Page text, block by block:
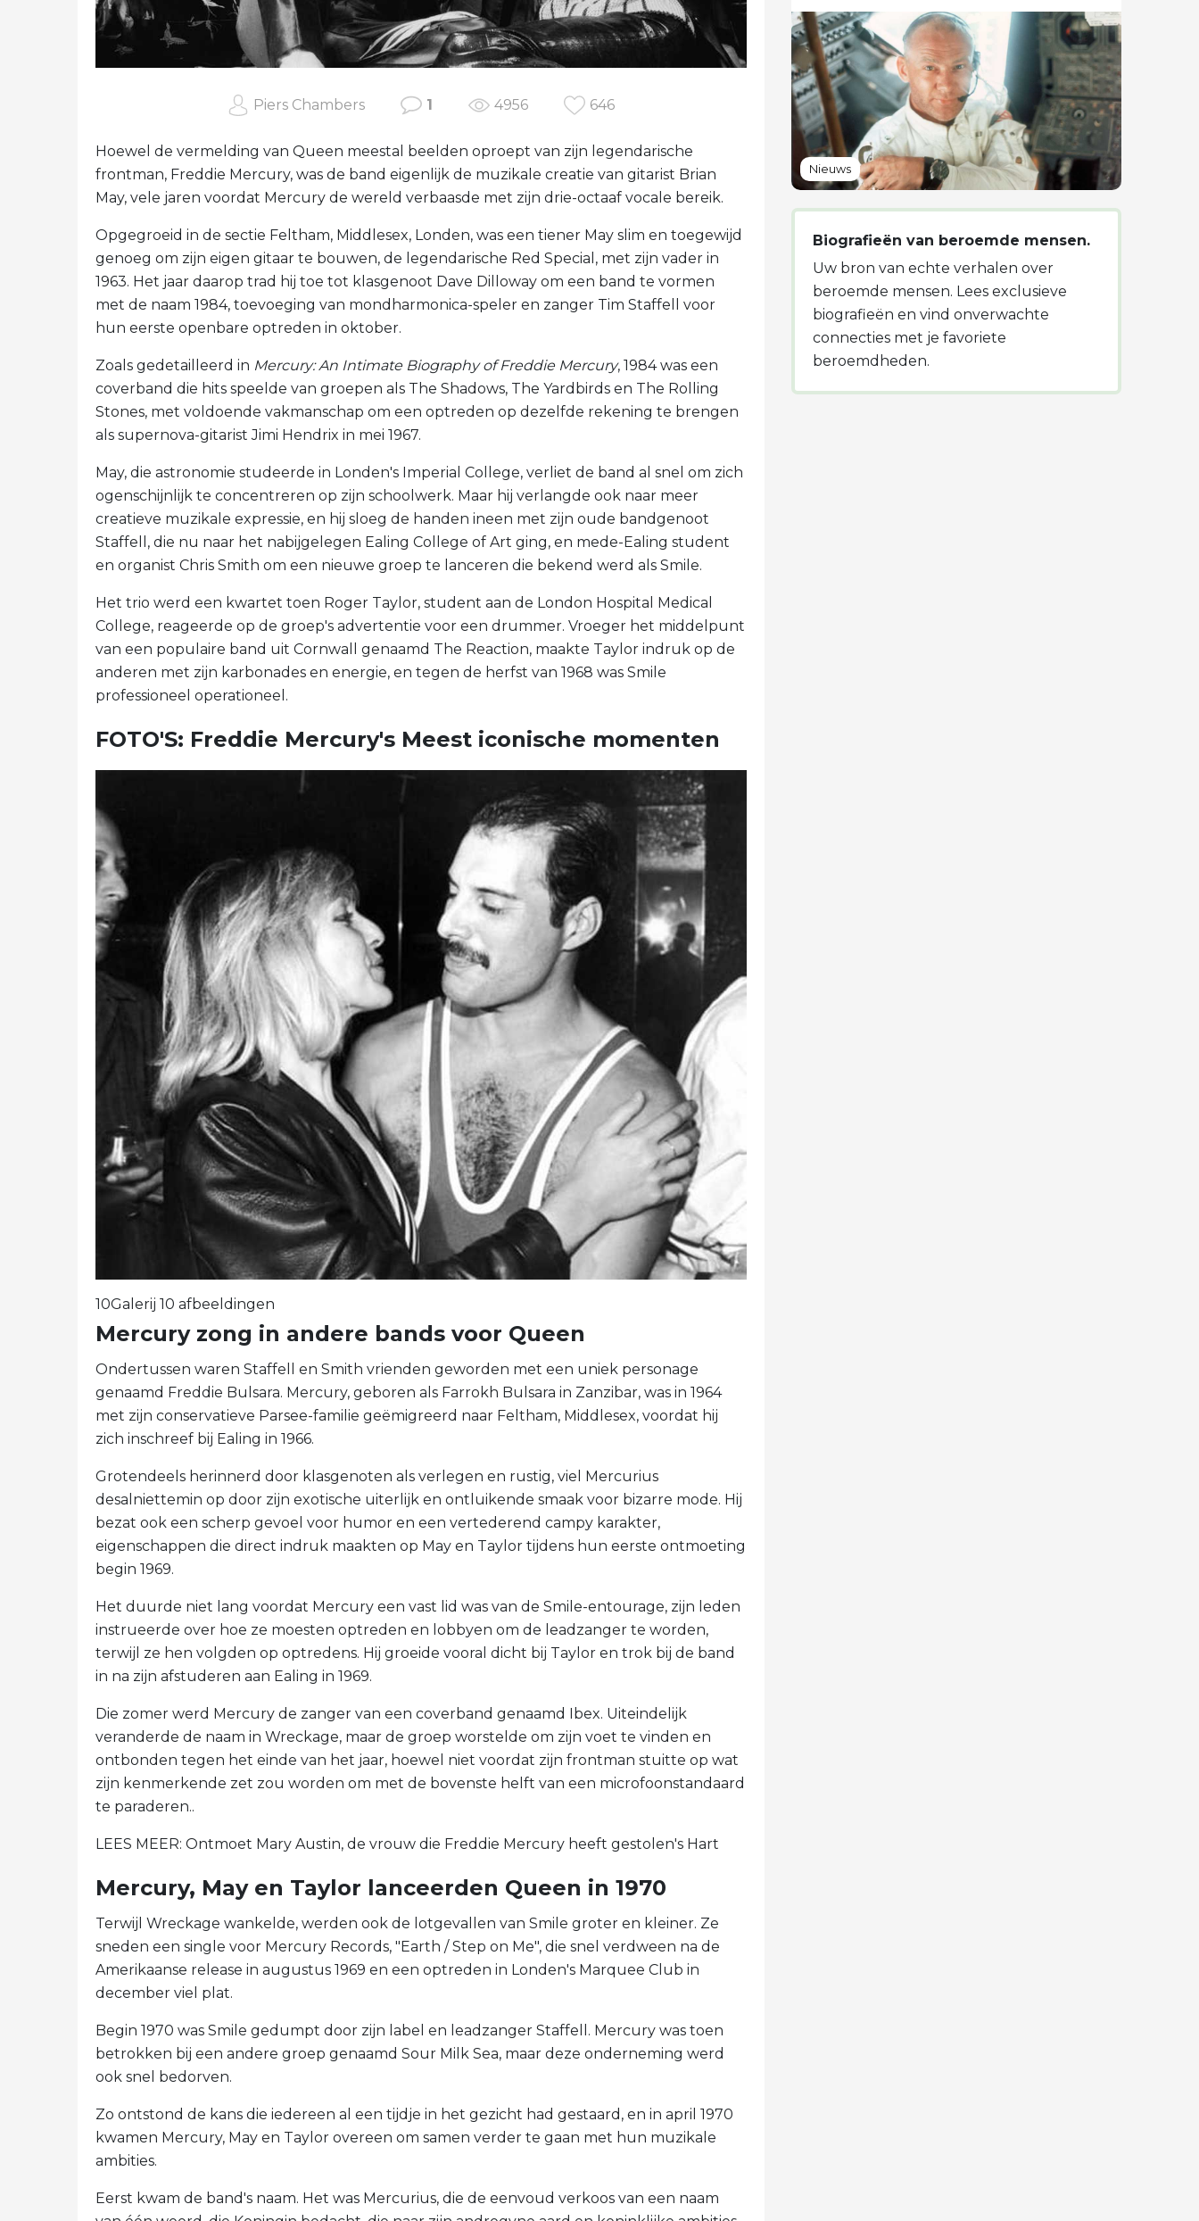
Piers Chambers 1 4956 646
Hoewel de vermelding van Queen meestal beelden oproept van zijn legendarische
frontman, Freddie Mercury, was de band eigenlijk de muzikale creatie van gitarist Brian
May, vele jaren voordat Mercury de wereld verbaasde met zijn drie-octaaf vocale bereik.
Opgegroeid in de sectie Feltham, Middlesex, Londen, was een tiener May slim en toegewijd
genoeg om zijn eigen gitaar te bouwen, de legendarische Red Special, met zijn vader in
1963. Het jaar daarop trad hij toe tot klasgenoot Dave Dilloway om een ​​band te vormen
met de naam 1984, toevoeging van mondharmonica-speler en zanger Tim Staffell voor
hun eerste openbare optreden in oktober.
Zoals gedetailleerd in Mercury: An Intimate Biography of Freddie Mercury, 1984 was een
coverband die hits speelde van groepen als The Shadows, The Yardbirds en The Rolling
Stones, met voldoende vakmanschap om een ​​optreden op dezelfde rekening te brengen
als supernova-gitarist Jimi Hendrix in mei 1967.
May, die astronomie studeerde in Londen's Imperial College, verliet de band al snel om zich
ogenschijnlijk te concentreren op zijn schoolwerk. Maar hij verlangde ook naar meer
creatieve muzikale expressie, en hij sloeg de handen ineen met zijn oude bandgenoot
Staffell, die nu naar het nabijgelegen Ealing College of Art ging, en mede-Ealing student
en organist Chris Smith om een ​​nieuwe groep te lanceren die bekend werd als Smile.
Het trio werd een kwartet toen Roger Taylor, student aan de London Hospital Medical
College, reageerde op de groep's advertentie voor een drummer. Vroeger het middelpunt
van een populaire band uit Cornwall genaamd The Reaction, maakte Taylor indruk op de
anderen met zijn karbonades en energie, en tegen de herfst van 1968 was Smile
professioneel operationeel.
FOTO'S: Freddie Mercury's Meest iconische momenten
10Galerij 10 afbeeldingen
Mercury zong in andere bands voor Queen
Ondertussen waren Staffell en Smith vrienden geworden met een uniek personage
genaamd Freddie Bulsara. Mercury, geboren als Farrokh Bulsara in Zanzibar, was in 1964
met zijn conservatieve Parsee-familie geëmigreerd naar Feltham, Middlesex, voordat hij
zich inschreef bij Ealing in 1966.
Grotendeels herinnerd door klasgenoten als verlegen en rustig, viel Mercurius
desalniettemin op door zijn exotische uiterlijk en ontluikende smaak voor bizarre mode. Hij
bezat ook een scherp gevoel voor humor en een vertederend campy karakter,
eigenschappen die direct indruk maakten op May en Taylor tijdens hun eerste ontmoeting
begin 1969.
Het duurde niet lang voordat Mercury een vast lid was van de Smile-entourage, zijn leden
instrueerde over hoe ze moesten optreden en lobbyen om de leadzanger te worden,
terwijl ze hen volgden op optredens. Hij groeide vooral dicht bij Taylor en trok bij de band
in na zijn afstuderen aan Ealing in 1969.
Die zomer werd Mercury de zanger van een coverband genaamd Ibex. Uiteindelijk
veranderde de naam in Wreckage, maar de groep worstelde om zijn voet te vinden en
ontbonden tegen het einde van het jaar, hoewel niet voordat zijn frontman stuitte op wat
zijn kenmerkende zet zou worden om met de bovenste helft van een microfoonstandaard
te paraderen..
LEES MEER: Ontmoet Mary Austin, de vrouw die Freddie Mercury heeft gestolen's Hart
Mercury, May en Taylor lanceerden Queen in 1970
Terwijl Wreckage wankelde, werden ook de lotgevallen van Smile groter en kleiner. Ze
sneden een single voor Mercury Records, "Earth / Step on Me", die snel verdween na de
Amerikaanse release in augustus 1969 en een optreden in Londen's Marquee Club in
december viel plat.
Begin 1970 was Smile gedumpt door zijn label en leadzanger Staffell. Mercury was toen
betrokken bij een andere groep genaamd Sour Milk Sea, maar deze onderneming werd
ook snel bedorven.
Zo ontstond de kans die iedereen al een tijdje in het gezicht had gestaard, en in april 1970
kwamen Mercury, May en Taylor overeen om samen verder te gaan met hun muzikale
ambities.
Eerst kwam de band's naam. Het was Mercurius, die de eenvoud verkoos van een naam
Nieuws
Biografieën van beroemde mensen.
Uw bron van echte verhalen over
beroemde mensen. Lees exclusieve
biografieën en vind onverwachte
connecties met je favoriete
beroemdheden.